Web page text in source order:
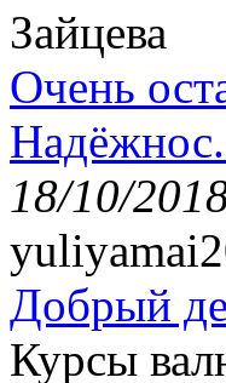
Зайцева
Очень
18/10/
Добрый
Курсы